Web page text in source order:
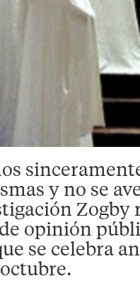
y no se
Zogby
opinión
se celebra